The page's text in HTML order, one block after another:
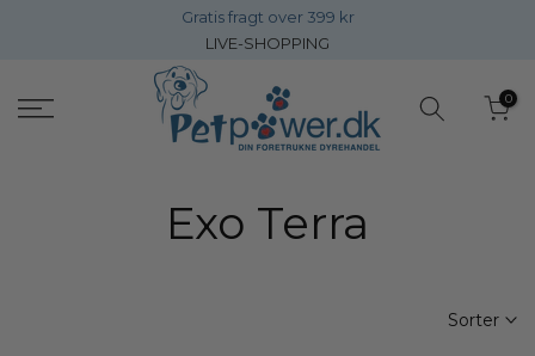
inholdet
Gratis fragt over 399 kr
LIVE-SHOPPING
0
Exo Terra
Sorter